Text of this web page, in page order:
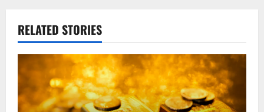
a
v
i
RELATED STORIES